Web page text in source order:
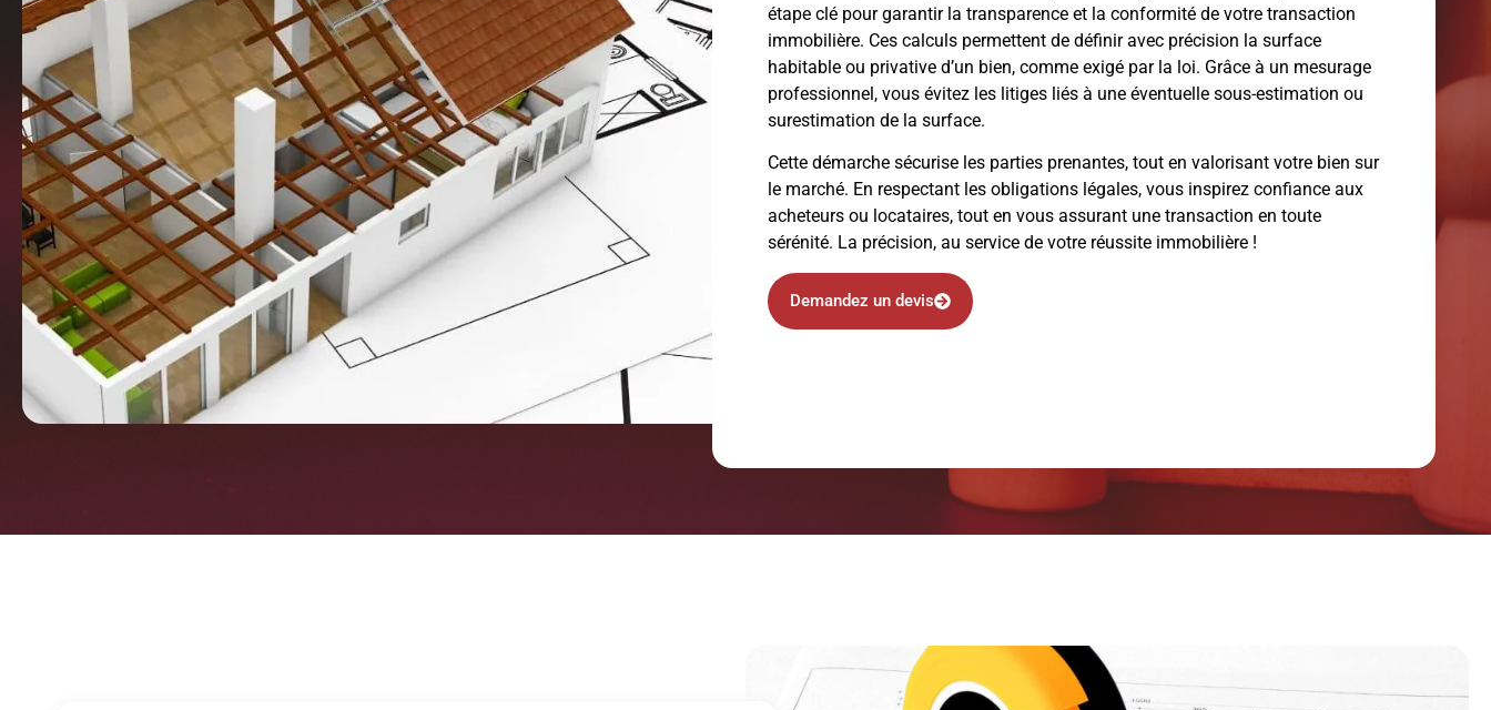
étape clé pour garantir la transparence et la conformité de votre transaction
immobilière. Ces calculs permettent de définir avec précision la surface
habitable ou privative d’un bien, comme exigé par la loi. Grâce à un mesurage
professionnel, vous évitez les litiges liés à une éventuelle sous-estimation ou
surestimation de la surface.
Cette démarche sécurise les parties prenantes, tout en valorisant votre bien sur
le marché. En respectant les obligations légales, vous inspirez confiance aux
acheteurs ou locataires, tout en vous assurant une transaction en toute
sérénité. La précision, au service de votre réussite immobilière !
Demandez un devis